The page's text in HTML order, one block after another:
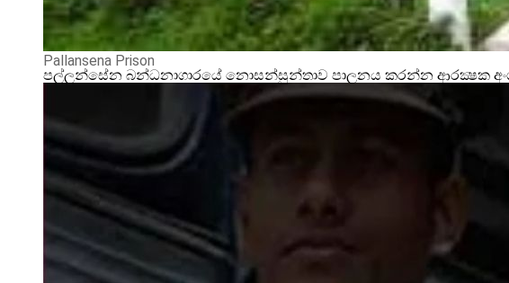
Pallansena Prison
පල්ලන්සේන බන්ධනාගාරයේ නොසන්සුන්තාව පාලනය කරන්න ආරක්‍ෂක